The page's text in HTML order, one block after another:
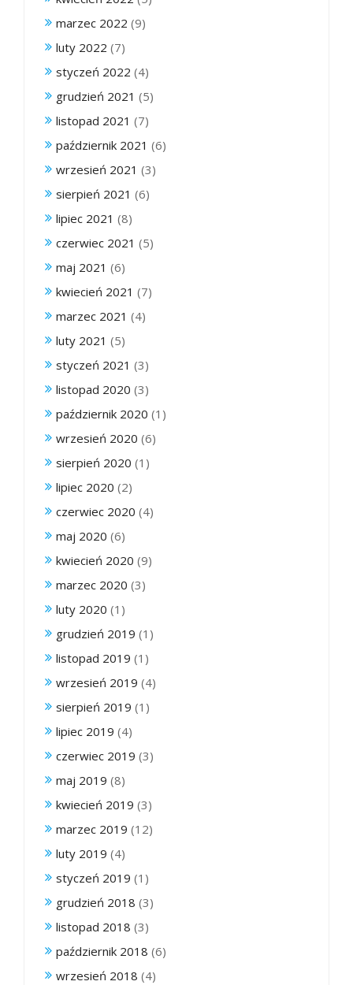
marzec 2022 (9)
luty 2022 (7)
styczeń 2022 (4)
grudzień 2021 (5)
listopad 2021 (7)
październik 2021 (6)
wrzesień 2021 (3)
sierpień 2021 (6)
lipiec 2021 (8)
czerwiec 2021 (5)
maj 2021 (6)
kwiecień 2021 (7)
marzec 2021 (4)
luty 2021 (5)
styczeń 2021 (3)
listopad 2020 (3)
październik 2020 (1)
wrzesień 2020 (6)
sierpień 2020 (1)
lipiec 2020 (2)
czerwiec 2020 (4)
maj 2020 (6)
kwiecień 2020 (9)
marzec 2020 (3)
luty 2020 (1)
grudzień 2019 (1)
listopad 2019 (1)
wrzesień 2019 (4)
sierpień 2019 (1)
lipiec 2019 (4)
czerwiec 2019 (3)
maj 2019 (8)
kwiecień 2019 (3)
marzec 2019 (12)
luty 2019 (4)
styczeń 2019 (1)
grudzień 2018 (3)
listopad 2018 (3)
październik 2018 (6)
wrzesień 2018 (4)